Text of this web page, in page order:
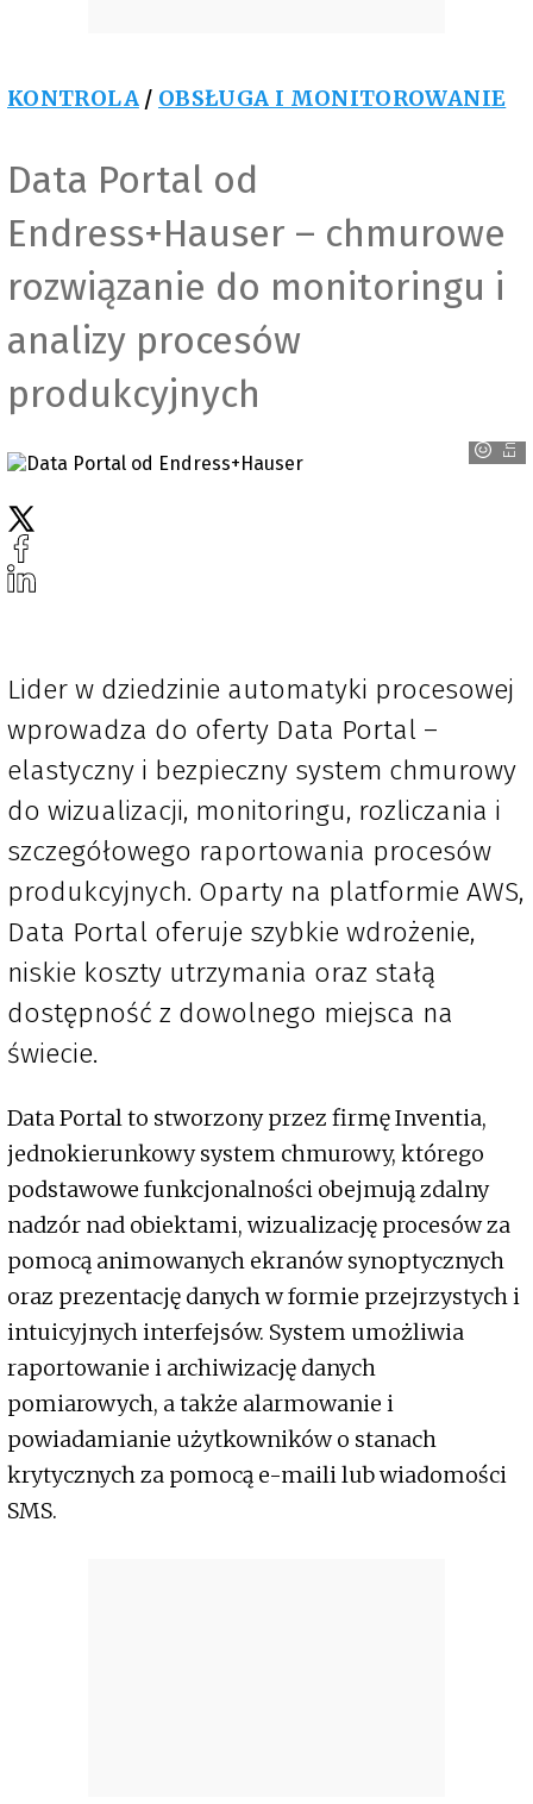
KONTROLA / OBSŁUGA I MONITOROWANIE
Data Portal od
Endress+Hauser – chmurowe
rozwiązanie do monitoringu i
analizy procesów
produkcyjnych
Lider w dziedzinie automatyki procesowej
wprowadza do oferty Data Portal –
elastyczny i bezpieczny system chmurowy
do wizualizacji, monitoringu, rozliczania i
szczegółowego raportowania procesów
produkcyjnych. Oparty na platformie AWS,
Data Portal oferuje szybkie wdrożenie,
niskie koszty utrzymania oraz stałą
dostępność z dowolnego miejsca na
świecie.
Data Portal to stworzony przez firmę Inventia,
jednokierunkowy system chmurowy, którego
podstawowe funkcjonalności obejmują zdalny
nadzór nad obiektami, wizualizację procesów za
pomocą animowanych ekranów synoptycznych
oraz prezentację danych w formie przejrzystych i
intuicyjnych interfejsów. System umożliwia
raportowanie i archiwizację danych
pomiarowych, a także alarmowanie i
powiadamianie użytkowników o stanach
krytycznych za pomocą e-maili lub wiadomości
SMS.